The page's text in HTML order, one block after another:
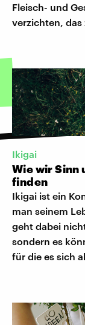
Fleisch- und
verzichten, das
Ikigai
Wie wir Sinn
finden
Ikigai ist ein
man seinem
geht dabei
sondern es
für die es sich